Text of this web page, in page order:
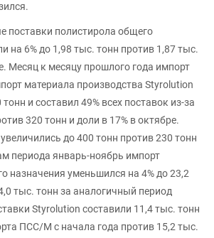
поставки полистирола общего
на 6% до 1,98 тыс. тонн против 1,87 тыс.
Месяц к месяцу прошлого года импорт
материала производства Styrolution
и составил 49% всех поставок из-за
320 тонн и доли в 17% в октябре.
до 400 тонн против 230 тонн
периода январь-ноябрь импорт
назначения уменьшился на 4% до 23,2
тыс. тонн за аналогичный период
Styrolution составили 11,4 тыс. тонн
ПСС/М с начала года против 15,2 тыс.